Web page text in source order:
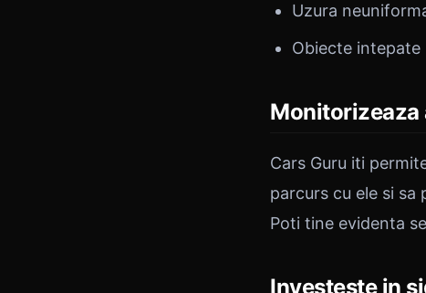
Uzura
Obiecte intepate
Monitorizeaza
Cars Guru iti
parcurs cu ele si
Poti tine evidenta
Investeste in